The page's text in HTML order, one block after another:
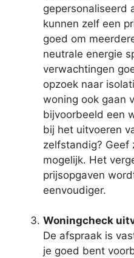
gepersonaliseerd
kunnen zelf een
goed om
neutrale energie
verwachtingen
opzoek naar
woning ook gaan
bijvoorbeeld een
bij het uitvoeren
zelfstandig? Geef
mogelijk. Het
prijsopgaven
eenvoudiger.
Woningcheck
De afspraak is
je goed bent